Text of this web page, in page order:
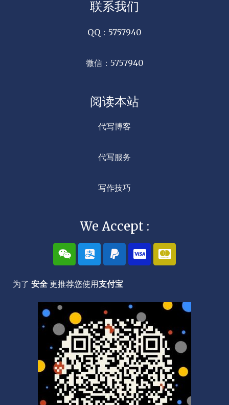
联系我们
QQ：5757940
微信：5757940
阅读本站
代写博客
代写服务
写作技巧
We Accept :
W
e
i
x
n
A
l
i
p
a
y
P
a
y
p
l
C
c
-
s
a
C
c
-
s
t
e
r
c
a
r
d
为了 安全 更推荐您使用支付宝